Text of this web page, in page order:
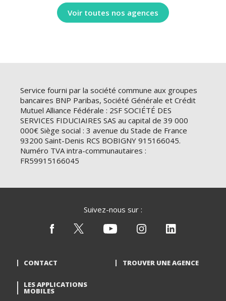
Voir toutes nos agences
Service fourni par la société commune aux groupes
bancaires BNP Paribas, Société Générale et Crédit
Mutuel Alliance Fédérale : 2SF SOCIÉTÉ DES
SERVICES FIDUCIAIRES SAS au capital de 39 000
000€ Siège social : 3 avenue du Stade de France
93200 Saint-Denis RCS BOBIGNY 915166045.
Numéro TVA intra-communautaires :
FR59915166045
Suivez-nous sur :
CONTACT TROUVER UNE AGENCE
LES APPLICATIONS
MOBILES